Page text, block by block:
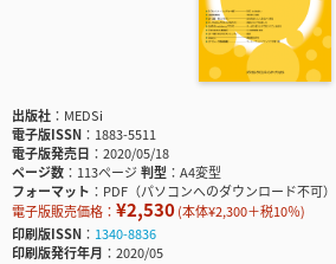
出版社
MEDSi
電子版ISSN
1883-5511
電子版発売日
2020/05/18
ページ数
113ページ判型
A4変型
フォーマット
PDF（パソコンへのダウンロード不可）
電子版販売価格： ¥2,530(本体¥2,300＋税10％)
印刷版ISSN
1340-8836
印刷版発行年月
2020/05